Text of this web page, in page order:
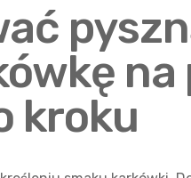
kroku